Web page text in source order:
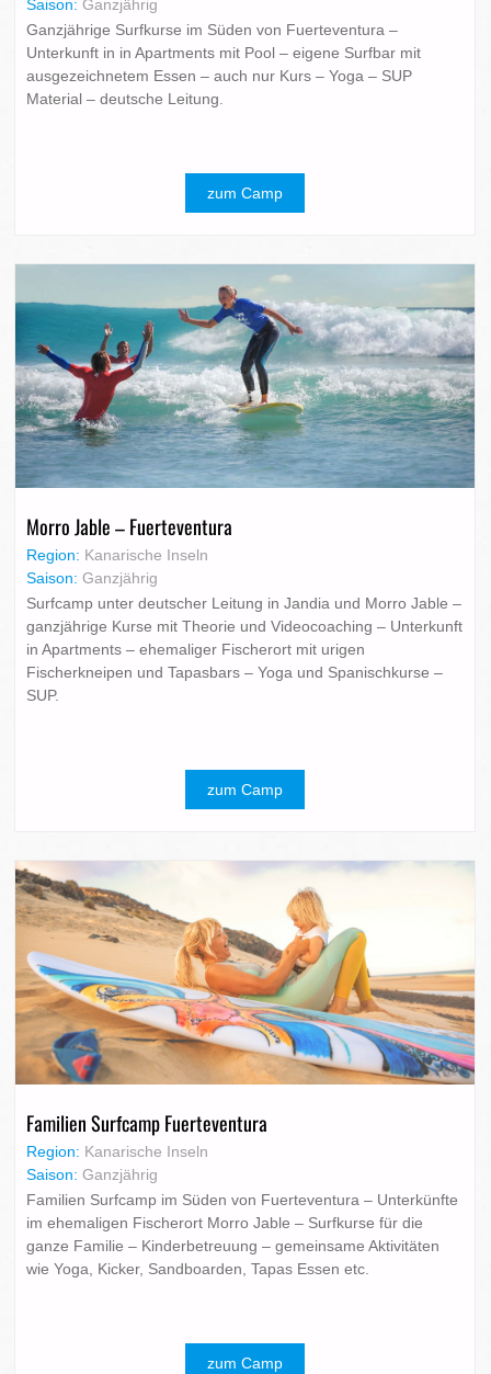
Saison: Ganzjährig
Ganzjährige Surfkurse im Süden von Fuerteventura –
Unterkunft in in Apartments mit Pool – eigene Surfbar mit
ausgezeichnetem Essen – auch nur Kurs – Yoga – SUP
Material – deutsche Leitung.
zum Camp
Morro Jable – Fuerteventura
Region: Kanarische Inseln
Saison: Ganzjährig
Surfcamp unter deutscher Leitung in Jandia und Morro Jable –
ganzjährige Kurse mit Theorie und Videocoaching – Unterkunft
in Apartments – ehemaliger Fischerort mit urigen
Fischerkneipen und Tapasbars – Yoga und Spanischkurse –
SUP.
zum Camp
Familien Surfcamp Fuerteventura
Region: Kanarische Inseln
Saison: Ganzjährig
Familien Surfcamp im Süden von Fuerteventura – Unterkünfte
im ehemaligen Fischerort Morro Jable – Surfkurse für die
ganze Familie – Kinderbetreuung – gemeinsame Aktivitäten
wie Yoga, Kicker, Sandboarden, Tapas Essen etc.
zum Camp